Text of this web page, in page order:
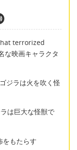
terrorized
な映画キャラクタ
ジラは火を吹く怪
は巨大な怪獣で
もたらす